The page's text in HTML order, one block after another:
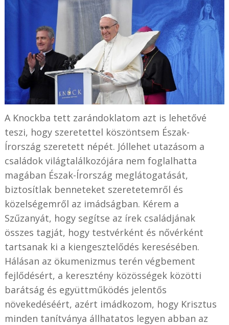
A Knockba tett zarándoklatom azt is lehetővé
teszi, hogy szeretettel köszöntsem Észak-
Írország szeretett népét. Jóllehet utazásom a
családok világtalálkozójára nem foglalhatta
magában Észak-Írország meglátogatását,
biztosítlak benneteket szeretetemről és
közelségemről az imádságban. Kérem a
Szűzanyát, hogy segítse az írek családjának
összes tagját, hogy testvérként és nővérként
tartsanak ki a kiengesztelődés keresésében.
Hálásan az ökumenizmus terén végbement
fejlődésért, a keresztény közösségek közötti
barátság és együttműködés jelentős
növekedéséért, azért imádkozom, hogy Krisztus
minden tanítványa állhatatos legyen abban az